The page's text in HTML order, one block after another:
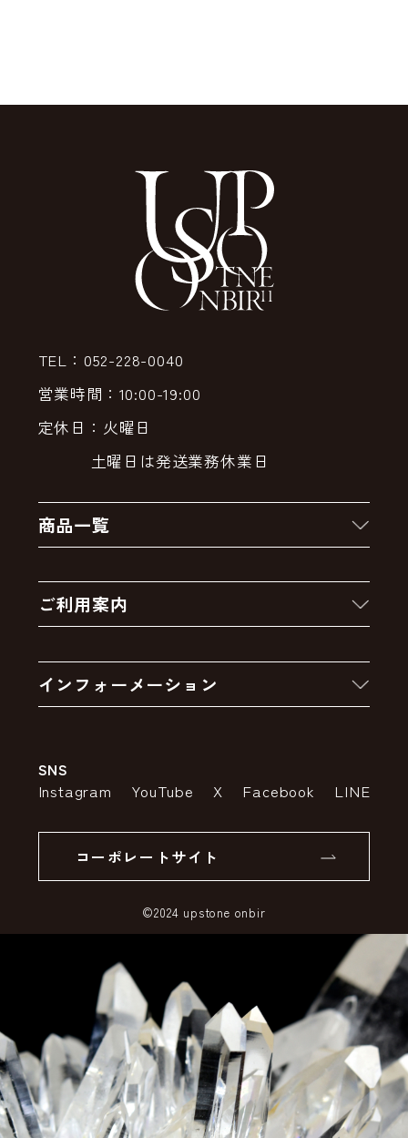
TEL：052-228-0040
営業時間：10:00-19:00
定休日：火曜日
土曜日は発送業務休業日
商品一覧
クーポン
卸販売・大量注文
アウトレットセール
ご利用案内
お支払いについて
インフォーメーション
特定商取引法の表示
SSLサーバー証明書とは
SNS
Instagram YouTube X Facebook LINE
コーポレートサイト
©2024 upstone onbir